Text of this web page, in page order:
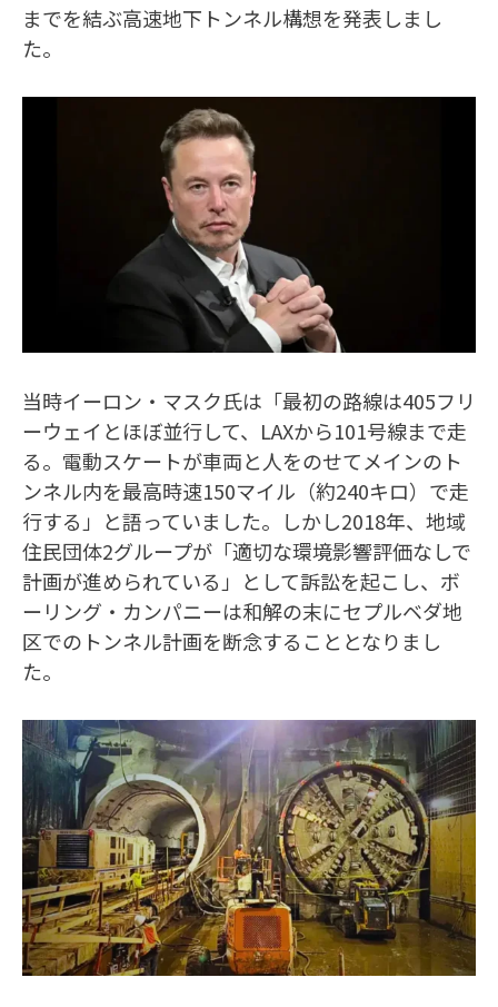
までを結ぶ高速地下トンネル構想を発表しまし
た。
当時イーロン・マスク氏は「最初の路線は405フリ
ーウェイとほぼ並行して、LAXから101号線まで走
る。電動スケートが車両と人をのせてメインのト
ンネル内を最高時速150マイル（約240キロ）で走
行する」と語っていました。しかし2018年、地域
住民団体2グループが「適切な環境影響評価なしで
計画が進められている」として訴訟を起こし、ボ
ーリング・カンパニーは和解の末にセプルベダ地
区でのトンネル計画を断念することとなりまし
た。